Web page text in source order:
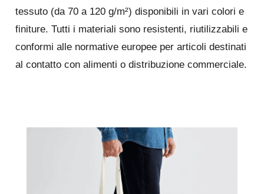
tessuto (da 70 a 120 g/m²) disponibili in vari colori e
finiture. Tutti i materiali sono resistenti, riutilizzabili e
conformi alle normative europee per articoli destinati
al contatto con alimenti o distribuzione commerciale.